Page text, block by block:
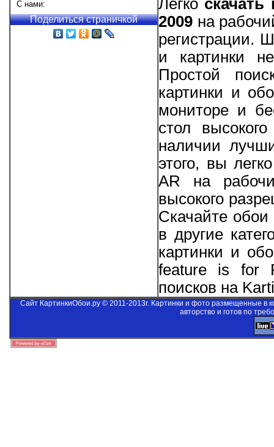
С нами:
Поделиться страничкой
Легко
2009 на
регистрации.
и картинки
Простой
картинки и
мониторе и
стол
наличии
этого, вы
AR на
высокого
Скачайте обои
в другие
картинки и
feature is for
поисков на
Сайт КартинкиОбои.ру © 2011-2013г. Картинки и фото размещенные в
авторство и готов по